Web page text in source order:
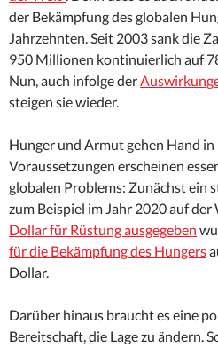
der Bekämpfung des globalen
Jahrzehnten. Seit 2003 sank die
950 Millionen kontinuierlich auf
Nun, auch infolge der
steigen sie wieder.
Hunger und Armut gehen Hand in
Voraussetzungen erscheinen
globalen Problems: Zunächst ein
zum Beispiel im Jahr 2020 auf der
Dollar für Rüstung ausgegeben
für die Bekämpfung des Hungers
Dollar.
Darüber hinaus braucht es eine
Bereitschaft, die Lage zu ändern.